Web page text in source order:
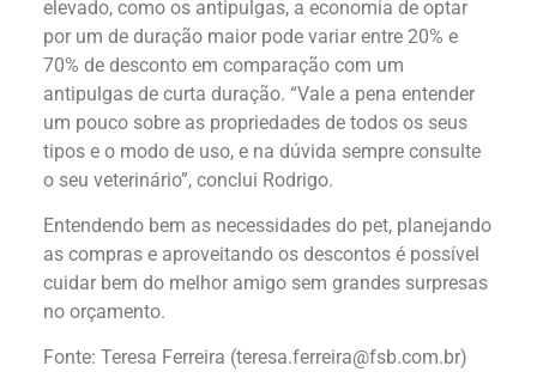
elevado, como os antipulgas, a economia de optar
por um de duração maior pode variar entre 20% e
70% de desconto em comparação com um
antipulgas de curta duração. “Vale a pena entender
um pouco sobre as propriedades de todos os seus
tipos e o modo de uso, e na dúvida sempre consulte
o seu veterinário”, conclui Rodrigo.
Entendendo bem as necessidades do pet, planejando
as compras e aproveitando os descontos é possível
cuidar bem do melhor amigo sem grandes surpresas
no orçamento.
Fonte: Teresa Ferreira (teresa.ferreira@fsb.com.br)